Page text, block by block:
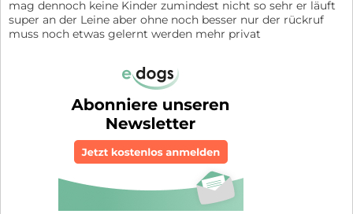
mag dennoch keine Kinder zumindest nicht so sehr er läuft
super an der Leine aber ohne noch besser nur der rückruf
muss noch etwas gelernt werden mehr privat